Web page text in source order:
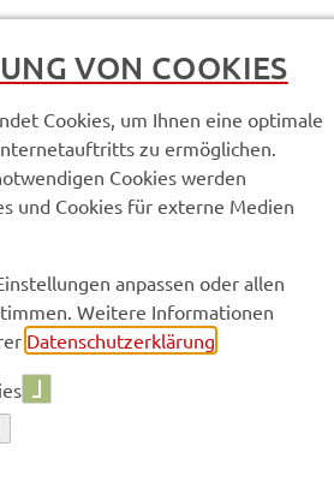
Masern
VON COOKIES
Cookies, um Ihnen eine optimale
zu ermöglichen.
Cookies werden
und Cookies für externe Medien
anpassen oder allen
Weitere Informationen
Datenschutzerklärung